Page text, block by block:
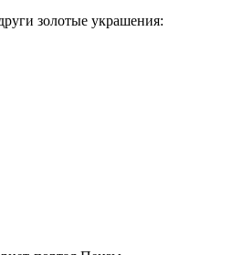
золотые украшения: